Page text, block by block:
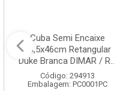
Cuba Semi Encaixe
58,5x46cm Retangular
Duke Branca DIMAR /
Código: 294913
Embalagem: PC0001PC